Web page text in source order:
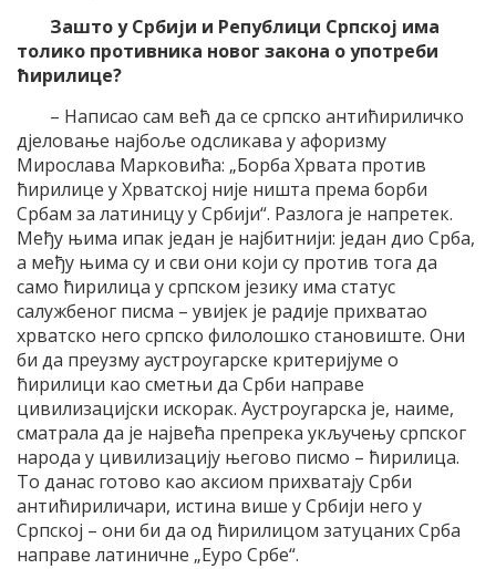
Зашто у Србији и Републици Српској има
толико противника новог закона о употреби
ћирилице?
– Написао сам већ да се српско антићириличко
дјеловање најбоље одсликава у афоризму
Мирослава Марковића: „Борба Хрвата против
ћирилице у Хрватској није ништа према борби
Србам за латиницуу Србији“. Разлога је напретек.
Међу њима ипак један је најбитнији: један дио Срба,
а међу њима су и сви они који су против тога да
само ћирилица у српском језику има статус
салужбеног писма – увијек је радије прихватао
хрватско него српско филолошко становиште. Они
би да преузму аустроугарске критеријуме о
ћирилици као сметњи да Срби направе
цивилизацијски искорак. Аустроугарска је, наиме,
сматрала да је највећа препрека укључењу српског
народа у цивилизацију његово писмо – ћирилица.
То данас готово као аксиом прихватају Срби
антићириличари, истина више у Србији него у
Српској – они би да од ћирилицом затуцаних Срба
направе латиничне „Еуро Србе“.